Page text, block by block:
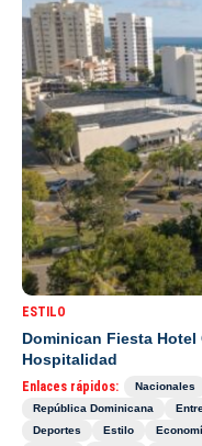
ESTILO
Dominican Fiesta
Hospitalidad
Enlaces rápidos: Nacionales
República Dominicana
Deportes
Estilo